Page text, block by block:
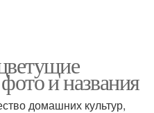
и названия
домашних культур,